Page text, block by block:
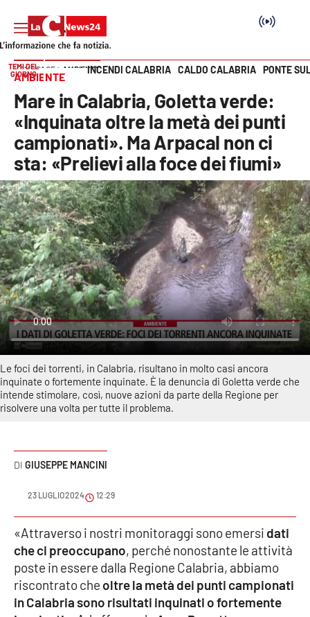
SEZIONI
Cronaca
Politica
Attualità
Economia e lavoro
Italia Mondo
Sanità
Sport
Cultura
Meteo
Editoriali
VIDEO
Ambiente
Vai
TEMI DEL
GIORNO
INCENDI CALABRIA CALDO CALABRIA PONTE
HOME PAGE AMBIENTE
AMBIENTE
Mare in Calabria, Goletta verde:
«Inquinata oltre la metà dei punti
campionati». Ma Arpacal non ci
sta: «Prelievi alla foce dei fiumi»
Le foci dei torrenti, in Calabria, risultano in molto casi ancora
inquinate o fortemente inquinate. È la denuncia di Goletta verde che
intende stimolare, così, nuove azioni da parte della Regione per
risolvere una volta per tutte il problema.
GIUSEPPE MANCINI
23 LUGLIO 2024 12:29
«Attraverso i nostri monitoraggi sono emersi dati
che ci preoccupano, perché nonostante le attività
poste in essere dalla Regione Calabria, abbiamo
riscontrato che oltre la metà dei punti campionati
in Calabria sono risultati inquinati o fortemente